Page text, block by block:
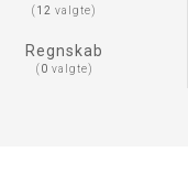
( 12 valgte)
Regnskab
( 0 valgte)